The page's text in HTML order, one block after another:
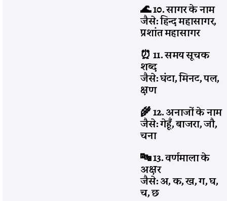
🌊 10. सागर के नाम
जैसे: हिन्द महासागर,
प्रशांत महासागर
⏰ 11. समय सूचक
शब्द
जैसे: घंटा, मिनट, पल,
क्षण
🌾 12. अनाजों के नाम
जैसे: गेहूँ, बाजरा, जौ,
चना
🔤 13. वर्णमाला के
अक्षर
जैसे: अ, क, ख, ग, घ,
च, छ